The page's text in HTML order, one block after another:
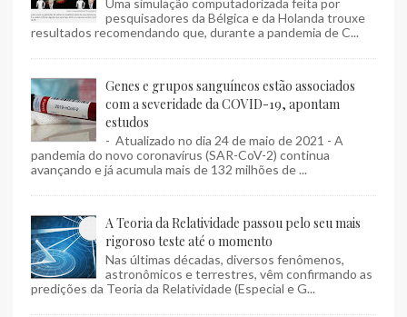
pesquisadores da Bélgica e da Holanda trouxe
resultados recomendando que, durante a pandemia de C...
Genes e grupos sanguíneos estão associados
com a severidade da COVID-19, apontam
estudos
- Atualizado no dia 24 de maio de 2021 - A
pandemia do novo coronavírus (SAR-CoV-2) continua
avançando e já acumula mais de 132 milhões de ...
A Teoria da Relatividade passou pelo seu mais
rigoroso teste até o momento
Nas últimas décadas, diversos fenômenos,
astronômicos e terrestres, vêm confirmando as
predições da Teoria da Relatividade (Especial e G...